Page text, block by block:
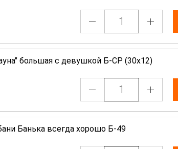
большая с девушкой Б-СР (30х12)
Банька всегда хорошо Б-49